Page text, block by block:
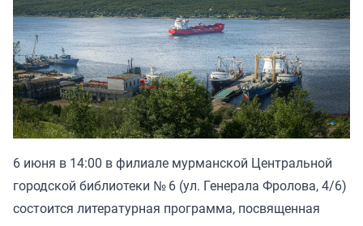
6 июня в 14:00 в филиале мурманской Центральной
городской библиотеки № 6 (ул. Генерала Фролова, 4/6)
состоится литературная программа, посвященная